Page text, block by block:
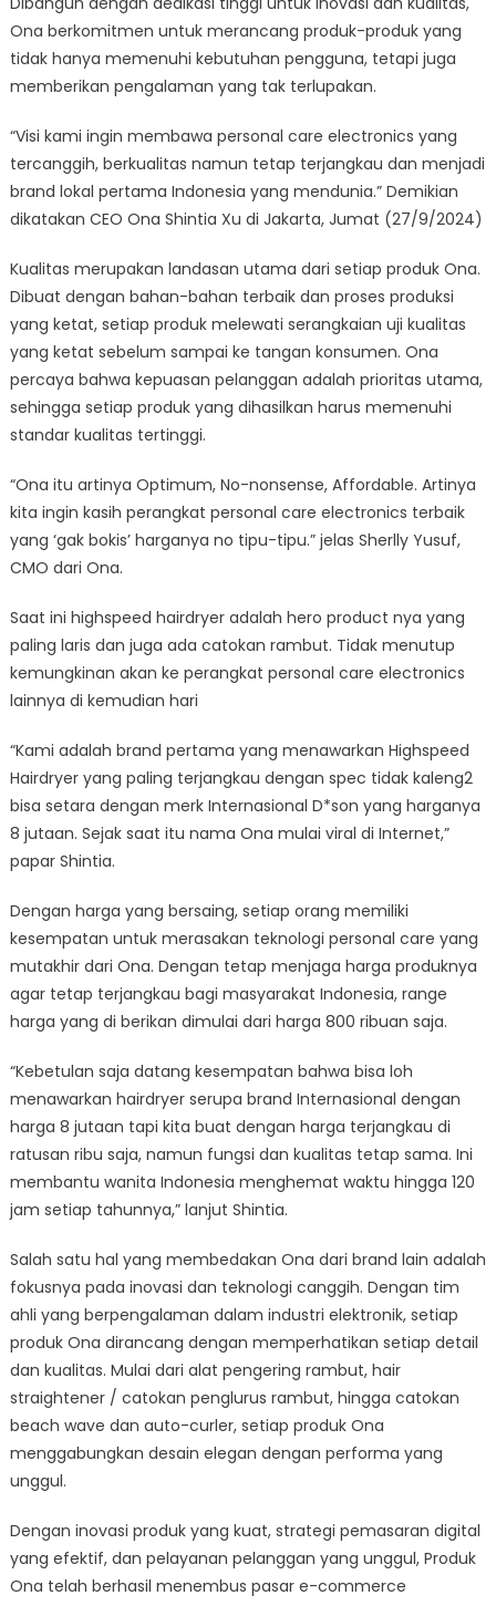
Ona berkomitmen untuk merancang produk-produk yang
tidak hanya memenuhi kebutuhan pengguna, tetapi juga
memberikan pengalaman yang tak terlupakan.
“Visi kami ingin membawa personal care electronics yang
tercanggih, berkualitas namun tetap terjangkau dan menjadi
brand lokal pertama Indonesia yang mendunia.” Demikian
dikatakan CEO Ona Shintia Xu di Jakarta, Jumat (27/9/2024)
Kualitas merupakan landasan utama dari setiap produk Ona.
Dibuat dengan bahan-bahan terbaik dan proses produksi
yang ketat, setiap produk melewati serangkaian uji kualitas
yang ketat sebelum sampai ke tangan konsumen. Ona
percaya bahwa kepuasan pelanggan adalah prioritas utama,
sehingga setiap produk yang dihasilkan harus memenuhi
standar kualitas tertinggi.
“Ona itu artinya Optimum, No-nonsense, Affordable. Artinya
kita ingin kasih perangkat personal care electronics terbaik
yang ‘gak bokis’ harganya no tipu-tipu.” jelas Sherlly Yusuf,
CMO dari Ona.
Saat ini highspeed hairdryer adalah hero product nya yang
paling laris dan juga ada catokan rambut. Tidak menutup
kemungkinan akan ke perangkat personal care electronics
lainnya di kemudian hari
“Kami adalah brand pertama yang menawarkan Highspeed
Hairdryer yang paling terjangkau dengan spec tidak kaleng2
bisa setara dengan merk Internasional D*son yang harganya
8 jutaan. Sejak saat itu nama Ona mulai viral di Internet,”
papar Shintia.
Dengan harga yang bersaing, setiap orang memiliki
kesempatan untuk merasakan teknologi personal care yang
mutakhir dari Ona. Dengan tetap menjaga harga produknya
agar tetap terjangkau bagi masyarakat Indonesia, range
harga yang di berikan dimulai dari harga 800 ribuan saja.
“Kebetulan saja datang kesempatan bahwa bisa loh
menawarkan hairdryer serupa brand Internasional dengan
harga 8 jutaan tapi kita buat dengan harga terjangkau di
ratusan ribu saja, namun fungsi dan kualitas tetap sama. Ini
membantu wanita Indonesia menghemat waktu hingga 120
jam setiap tahunnya,” lanjut Shintia.
Salah satu hal yang membedakan Ona dari brand lain adalah
fokusnya pada inovasi dan teknologi canggih. Dengan tim
ahli yang berpengalaman dalam industri elektronik, setiap
produk Ona dirancang dengan memperhatikan setiap detail
dan kualitas. Mulai dari alat pengering rambut, hair
straightener / catokan penglurus rambut, hingga catokan
beach wave dan auto-curler, setiap produk Ona
menggabungkan desain elegan dengan performa yang
unggul.
Dengan inovasi produk yang kuat, strategi pemasaran digital
yang efektif, dan pelayanan pelanggan yang unggul, Produk
Ona telah berhasil menembus pasar e-commerce